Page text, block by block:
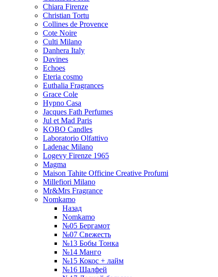
Chiara Firenze
Christian Tortu
Collines de Provence
Cote Noire
Culti Milano
Danhera Italy
Davines
Echoes
Eteria cosmo
Euthalia Fragrances
Grace Cole
Hypno Casa
Jacques Fath Perfumes
Jul et Mad Paris
KOBO Candles
Laboratorio Olfattivo
Ladenac Milano
Logevy Firenze 1965
Magma
Maison Tahite Officine Creative Profumi
Millefiori Milano
Mr&Mrs Fragrance
Nomkamo
Назад
Nomkamo
№05 Бергамот
№07 Свежесть
№13 Бобы Тонка
№14 Манго
№15 Кокос + лайм
№16 Шалфей